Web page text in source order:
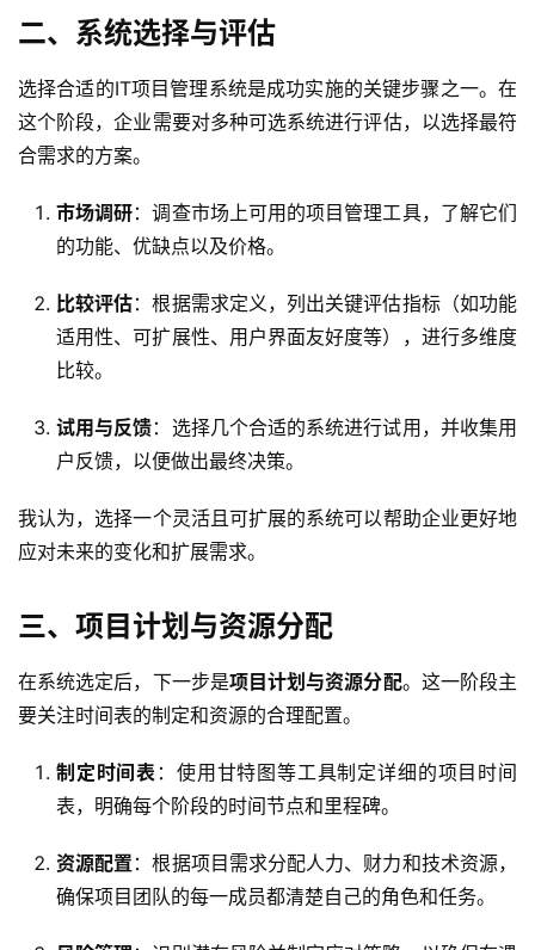
二、系统选择与评估
选择合适的IT项目管理系统是成功实施的关键步骤之一。在
这个阶段，企业需要对多种可选系统进行评估，以选择最符
合需求的方案。
市场调研：调查市场上可用的项目管理工具，了解它们
的功能、优缺点以及价格。
比较评估：根据需求定义，列出关键评估指标（如功能
适用性、可扩展性、用户界面友好度等），进行多维度
比较。
试用与反馈：选择几个合适的系统进行试用，并收集用
户反馈，以便做出最终决策。
我认为，选择一个灵活且可扩展的系统可以帮助企业更好地
应对未来的变化和扩展需求。
三、项目计划与资源分配
在系统选定后，下一步是项目计划与资源分配。这一阶段主
要关注时间表的制定和资源的合理配置。
制定时间表 ：使用甘特图等工具制定详细的项目时间
表，明确每个阶段的时间节点和里程碑。
资源配置 ：根据项目需求分配人力、财力和技术资源，
确保项目团队的每一成员都清楚自己的角色和任务。